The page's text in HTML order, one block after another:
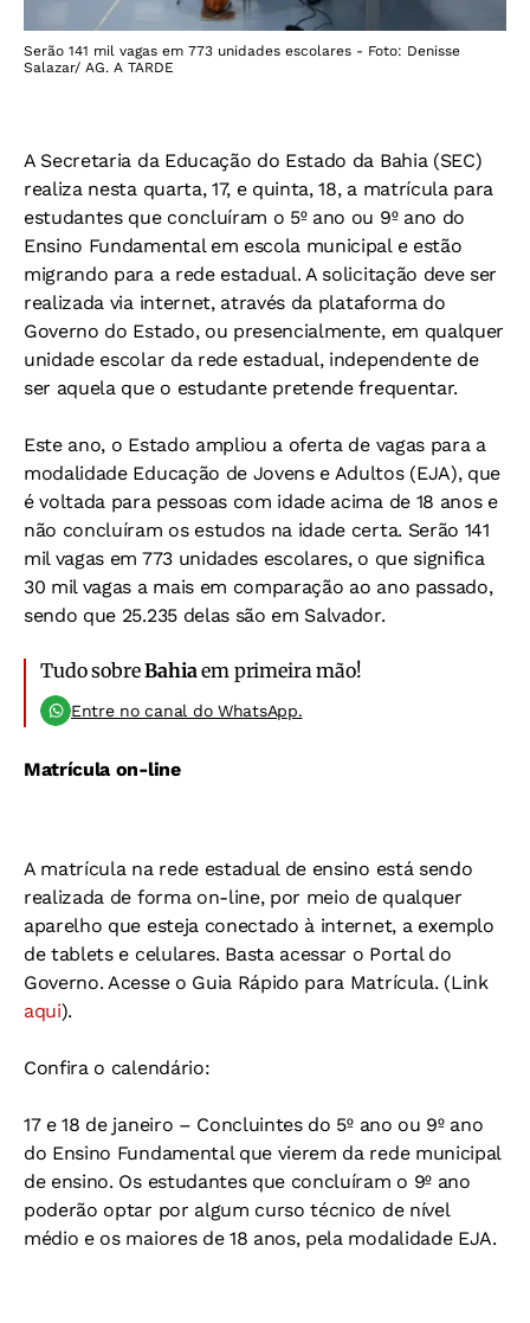
Serão 141 mil vagas em 773 unidades escolares - Foto: Denisse
Salazar/ AG. A TARDE
A Secretaria da Educação do Estado da Bahia (SEC)
realiza nesta quarta, 17, e quinta, 18, a matrícula para
estudantes que concluíram o 5º ano ou 9º ano do
Ensino Fundamental em escola municipal e estão
migrando para a rede estadual. A solicitação deve ser
realizada via internet, através da plataforma do
Governo do Estado, ou presencialmente, em qualquer
unidade escolar da rede estadual, independente de
ser aquela que o estudante pretende frequentar.
Este ano, o Estado ampliou a oferta de vagas para a
modalidade Educação de Jovens e Adultos (EJA), que
é voltada para pessoas com idade acima de 18 anos e
não concluíram os estudos na idade certa. Serão 141
mil vagas em 773 unidades escolares, o que significa
30 mil vagas a mais em comparação ao ano passado,
sendo que 25.235 delas são em Salvador.
Tudo sobreBahiaem primeira mão!
Entre no canal do WhatsApp.
Matrícula on-line
A matrícula na rede estadual de ensino está sendo
realizada de forma on-line, por meio de qualquer
aparelho que esteja conectado à internet, a exemplo
de tablets e celulares. Basta acessar o Portal do
Governo. Acesse o Guia Rápido para Matrícula. (Link
aqui).
Confira o calendário:
17 e 18 de janeiro – Concluintes do 5º ano ou 9º ano
do Ensino Fundamental que vierem da rede municipal
de ensino. Os estudantes que concluíram o 9º ano
poderão optar por algum curso técnico de nível
médio e os maiores de 18 anos, pela modalidade EJA.